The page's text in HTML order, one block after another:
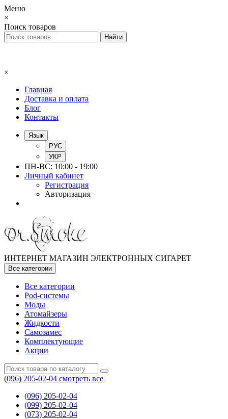
Меню
×
Поиск товаров
×
Главная
Доставка и оплата
Блог
Контакты
Язык
РУС
УКР
ПН-ВС: 10:00 - 19:00
Личный кабинет
Регистрация
Авторизация
ИНТЕРНЕТ МАГАЗИН ЭЛЕКТРОННЫХ СИГАРЕТ
Все категории
Все категории
Pod-системы
Моды
Атомайзеры
Жидкости
Самозамес
Комплектующие
Акции
(096) 205-02-04 смотреть все
(096) 205-02-04
(099) 205-02-04
(073) 205-02-04